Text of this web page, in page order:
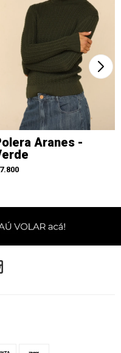
Aranes -
7.800